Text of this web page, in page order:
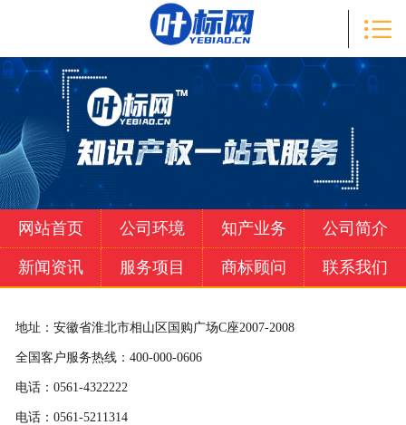
知产业务
新闻资讯
服务项目
商标顾问

网站首页 公司环境 知产业务 公司简介
新闻资讯 服务项目 商标顾问 联系我们
地址：安徽省淮北市相山区国购广场C座2007-2008
全国客户服务热线：400-000-0606
电话：0561-4322222
电话：0561-5211314